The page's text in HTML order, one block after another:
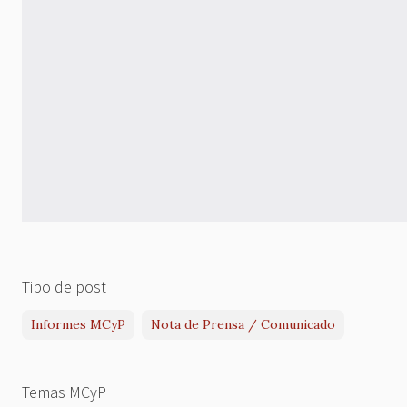
Tipo de post
Informes MCyP Nota de Prensa / Comunicado
Temas MCyP